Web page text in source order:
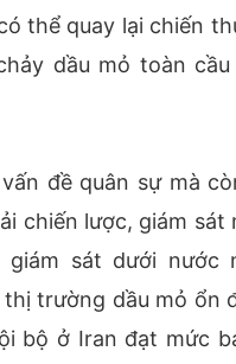
thể quay lại chiến
dầu mỏ toàn
đề quân sự mà
chiến lược, giám sát
sát dưới nước
trường dầu mỏ ổn
bộ ở Iran đạt mức